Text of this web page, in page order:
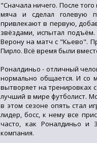
"Сначала ничего. После
мяча и сделал голевую
привлекают в первую,
звёздами, испытал
Верону на матч с "Кьево".
Пирло. Всё время были
Роналдиньо - отличный
нормально общается. И со
вытворяет на тренировках
лучший в мире футболист.
в этом сезоне опять стал
лидер, босс, к нему все
часто, как Роналдиньо и
компания.